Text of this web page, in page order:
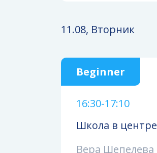
11.08, Вторник
Beginner
16:30-17:10
Школа в центре
Вера Шепелева